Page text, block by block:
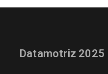
Datamotriz 2025